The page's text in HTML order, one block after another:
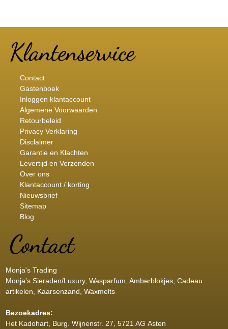
Contact
Gastenboek
Inloggen klantaccount
Algemene Voorwaarden
Retourbeleid
Privacy Verklaring
Disclaimer
Garantie en Klachten
Levertijd en Verzenden
Over ons
Klantaccount / korting
Nieuwsbrief
Sitemap
Blog
Monja's Trading
Monja's Sieraden/Luxury, Wasparfum, Amberblokjes, Cadeau
artikelen, Kaarsenzand, Waxmelts
Bezoekadres:
Het Kadohart, Burg. Wijnenstr. 27, 5721 AG Asten